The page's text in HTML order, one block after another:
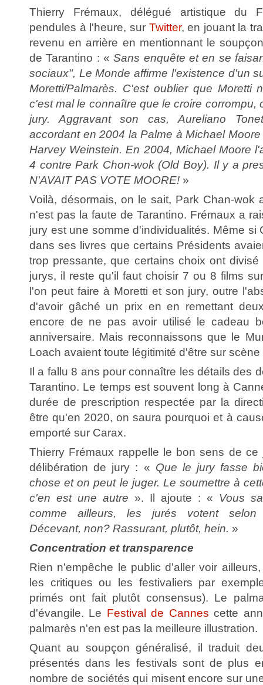
Thierry Frémaux, délégué artistique du
pendules à l'heure, sur Twitter, en jouant la
revenu en arrière en mentionnant le
de Tarantino : «Sans enquête et en se
sociaux", Le Monde affirme l'existence d'un
Moretti/Palmarès. C'est oublier que Moretti
c'est mal le connaître que le croire corrompu,
jury. Aggravant son cas, Aureliano
accordant en 2004 la Palme à Michael
Harvey Weinstein. En 2004, Michael Moore
4 contre Park Chon-wok (Old Boy). Il y a
N'AVAIT PAS VOTE MOORE! »
Voilà, désormais, on le sait, Park Chan-wok
n'est pas la faute de Tarantino. Frémaux a
jury est une somme d'individualités. Même si
dans ses livres que certains Présidents
trop pressante, que certains choix ont
jurys, il reste qu'il faut choisir 7 ou 8 films
l'on peut faire à Moretti et son jury, outre
d'avoir gâché un prix en en remettant
encore de ne pas avoir utilisé le cadeau
anniversaire. Mais reconnaissons que le
Loach avaient toute légitimité d'être sur
Il a fallu 8 ans pour connaître les détails des
Tarantino. Le temps est souvent long à
durée de prescription respectée par la
être qu'en 2020, on saura pourquoi et à
emporté sur Carax.
Thierry Frémaux rappelle le bon sens de
délibération de jury : « Que le jury fasse
chose et on peut le juger. Le soumettre à
c'en est une autre ». Il ajoute : « Vous
comme ailleurs, les jurés votent selon
Décevant, non? Rassurant, plutôt, hein. »
Concentration et transparence
Rien n'empêche le public d'aller voir
les critiques ou les festivaliers par
primés ont fait plutôt consensus). Le
d'évangile. Le Festival de Cannes cette
palmarès n'en est pas la meilleure illustration.
Quant au soupçon généralisé, il traduit
présentés dans les festivals sont de plus
nombre de sociétés qui misent encore sur